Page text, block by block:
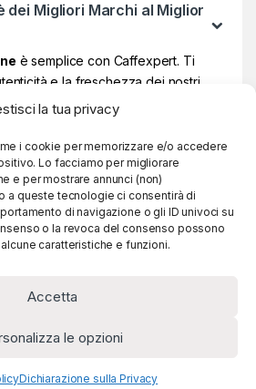
la tua privacy
i cookie per memorizzare e/o accedere
Lo facciamo per migliorare
e per mostrare annunci (non)
a queste tecnologie ci consentirà di
di navigazione o gli ID univoci su
o la revoca del consenso possono
caratteristiche e funzioni.
Accetta
le opzioni
Dichiarazione sulla Privacy
dei Migliori Marchi al Miglior
è semplice con Caffexpert. Ti
e la freschezza dei nostri
Italy al 100% ad un prezzo davvero
trovare imigliori marchi di caffè
e se raggiungi59€ di spesa, la